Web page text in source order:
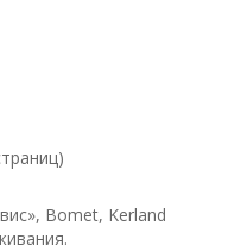
Bomet, Kerland